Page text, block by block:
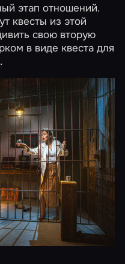
этап отношений.
квесты изэтой
свою вторую
в виде квеста для
.